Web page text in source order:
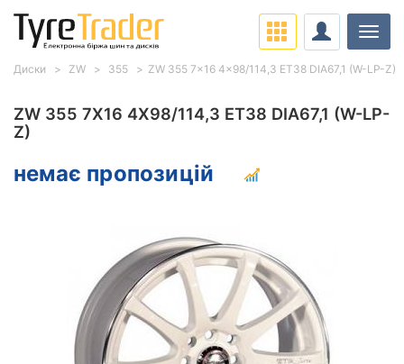
ZW 355 7X16 4X98/114,3 ET38 DIA67,1 (W-LP-
Z)
немає пропозицій
Диски ZW 355 ZW 355 7x16 4x98/114,3 ET38 DIA67,1 (W-LP-Z)